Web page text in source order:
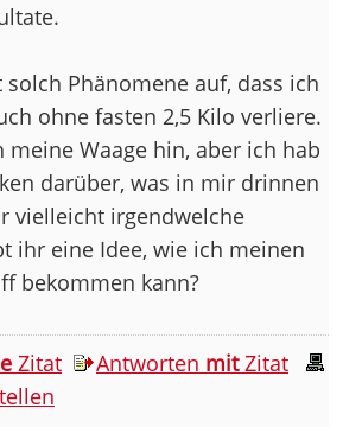
Phänomene auf, dass ich
ohne fasten 2,5 Kilo verliere.
Waage hin, aber ich hab
darüber, was in mir drinnen
vielleicht irgendwelche
ihr eine Idee, wie ich meinen
bekommen kann?
Zitat Antworten mitZitat